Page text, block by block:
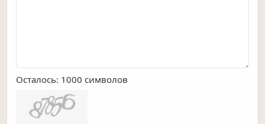
Осталось: 1000 символов